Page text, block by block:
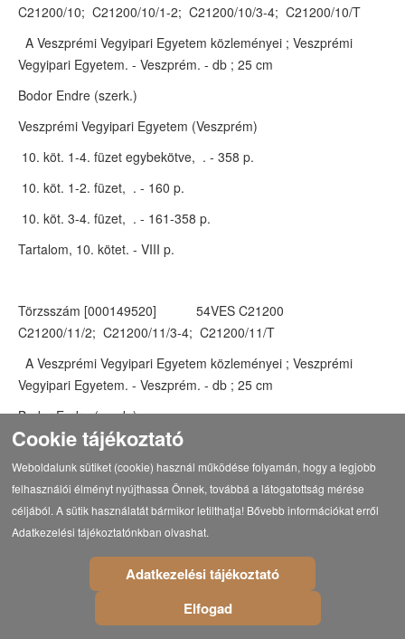
C21200/10; C21200/10/1-2; C21200/10/3-4; C21200/10/T
A Veszprémi Vegyipari Egyetem közleményei ; Veszprémi
Vegyipari Egyetem. - Veszprém. - db ; 25 cm
Bodor Endre (szerk.)
Veszprémi Vegyipari Egyetem (Veszprém)
10. köt. 1-4. füzet egybekötve, . - 358 p.
10. köt. 1-2. füzet, . - 160 p.
10. köt. 3-4. füzet, . - 161-358 p.
Tartalom, 10. kötet. - VIII p.
Törzsszám [000149520] 54VES C21200
C21200/11/2; C21200/11/3-4; C21200/11/T
A Veszprémi Vegyipari Egyetem közleményei ; Veszprémi
Vegyipari Egyetem. - Veszprém. - db ; 25 cm
Bodor Endre (szerk.)
Veszprémi Vegyipari Egyetem (Veszprém)
11/2 kötet, . - 1968. - 95-206 p.
11/3-4 kötet, . - 1969-1970. - 207-512 p.
Tartalom, 11. kötet. - XII p.
Törzsszám [000149521] 54VES C21200
C21200/12/1; C21200/12/2-4; C21200/12/T
Cookie tájékoztató
Weboldalunk sütiket (cookie) használ működése folyamán, hogy a legjobb
felhasználói élményt nyújthassa Önnek, továbbá a látogatottság mérése
céljából. A sütik használatát bármikor letilthatja! Bővebb információkat erről
Adatkezelési tájékoztatónkban olvashat.
Adatkezelési tájékoztató
Elfogad